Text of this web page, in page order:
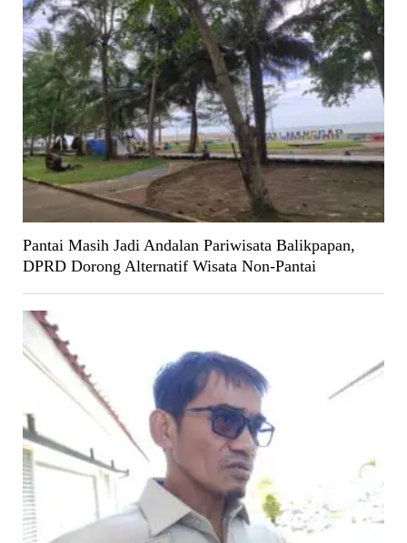
Pantai Masih Jadi Andalan Pariwisata Balikpapan,
DPRD Dorong Alternatif Wisata Non-Pantai